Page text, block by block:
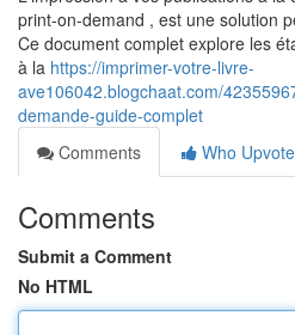
print-on-demand , est une solution
Ce document complet explore les
à la https://imprimer-votre-livre-
ave106042.blogchaat.com/
demande-guide-complet
Comments
Who
Comments
Submit a Comment
No HTML